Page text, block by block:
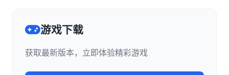
游戏下载
获取最新版本，立即体验精彩游戏